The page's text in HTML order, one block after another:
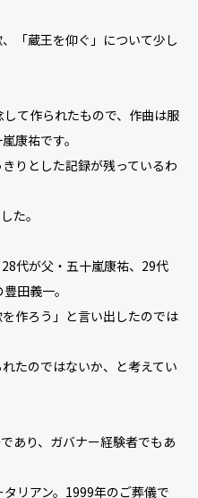
「蔵王を仰ぐ」について少し
て作られたもので、作曲は服
康祐です。
りとした記録が残っているわ
た。
代が父・五十嵐康祐、29代
田義一。
作ろう」と言い出したのでは
たのではないか、と考えてい
あり、ガバナー経験者でもあ
リアン。1999年のご葬儀で